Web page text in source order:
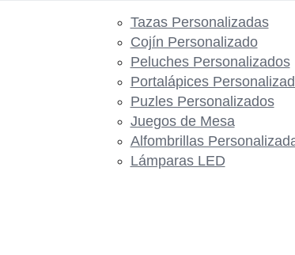
Tazas Personalizadas
Cojín Personalizado
Peluches Personalizados
Portalápices
Puzles Personalizados
Juegos de Mesa
Alfombrillas
Lámparas LED